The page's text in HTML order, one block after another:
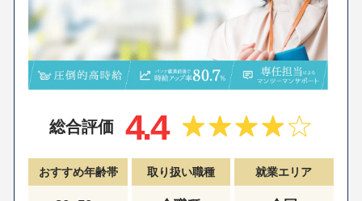
総合評価 4.4
おすすめ年齢帯 取り扱い職種 就業エリア